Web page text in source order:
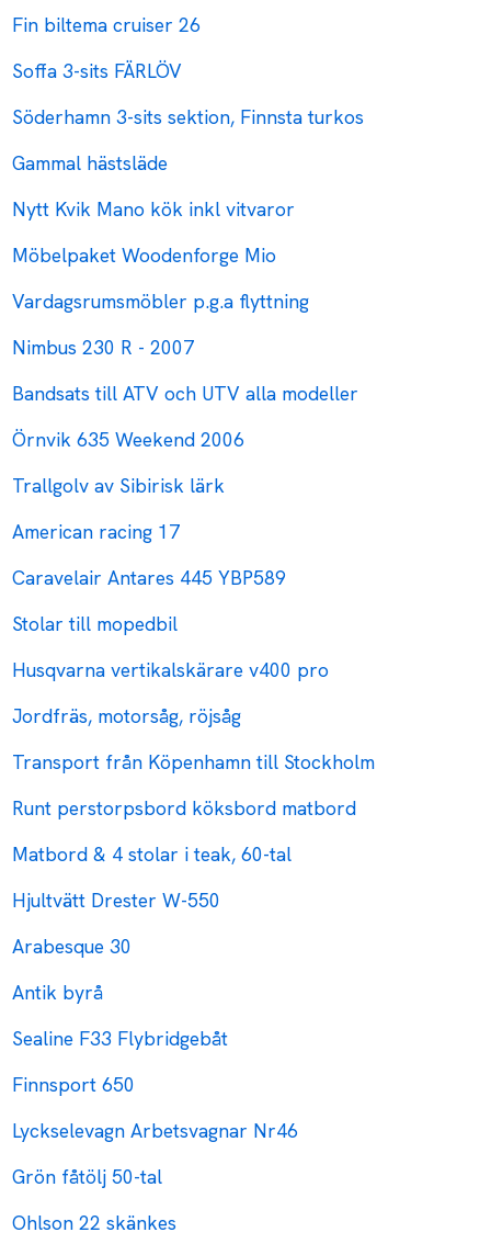
Fin biltema cruiser 26
Soffa 3-sits FÄRLÖV
Söderhamn 3-sits sektion, Finnsta turkos
Gammal hästsläde
Nytt Kvik Mano kök inkl vitvaror
Möbelpaket Woodenforge Mio
Vardagsrumsmöbler p.g.a flyttning
Nimbus 230 R - 2007
Bandsats till ATV och UTV alla modeller
Örnvik 635 Weekend 2006
Trallgolv av Sibirisk lärk
American racing 17
Caravelair Antares 445 YBP589
Stolar till mopedbil
Husqvarna vertikalskärare v400 pro
Jordfräs, motorsåg, röjsåg
Transport från Köpenhamn till Stockholm
Runt perstorpsbord köksbord matbord
Matbord & 4 stolar i teak, 60-tal
Hjultvätt Drester W-550
Arabesque 30
Antik byrå
Sealine F33 Flybridgebåt
Finnsport 650
Lyckselevagn Arbetsvagnar Nr46
Grön fåtölj 50-tal
Ohlson 22 skänkes